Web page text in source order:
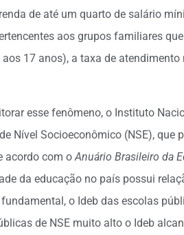
de até um quarto de salário
aos grupos familiares
17 anos), a taxa de
esse fenômeno, o Instituto
Nível Socioeconômico (NSE),
acordo com o Anuário Brasileiro da
da educação no país possui
o Ideb das escolas
de NSE muito alto o Ideb